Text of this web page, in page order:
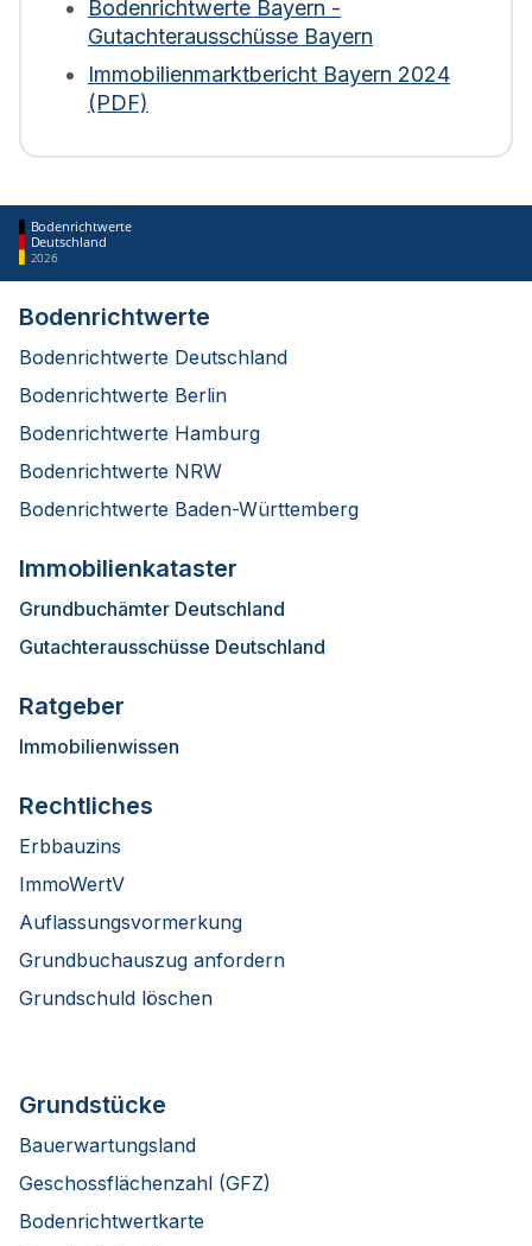
der Immobilie fließen ein. Bei Wohngebäuden wird
die Fläche zudem mit einem Abschlag von 30 %
bewertet. Diese Regelung gilt für die Berechnung
ab 2025.
Bodenrichtwerte Bayern -
Gutachterausschüsse Bayern
Immobilienmarktbericht Bayern 2024
(PDF)
Bodenrichtwerte
Deutschland
2026
Bodenrichtwerte
Bodenrichtwerte Deutschland
Bodenrichtwerte Berlin
Bodenrichtwerte Hamburg
Bodenrichtwerte NRW
Bodenrichtwerte Baden-Württemberg
Immobilienkataster
Grundbuchämter Deutschland
Gutachterausschüsse Deutschland
Ratgeber
Immobilienwissen
Rechtliches
Erbbauzins
ImmoWertV
Auflassungsvormerkung
Grundbuchauszug anfordern
Grundschuld löschen
Grundstücke
Bauerwartungsland
Geschossflächenzahl (GFZ)
Bodenrichtwertkarte